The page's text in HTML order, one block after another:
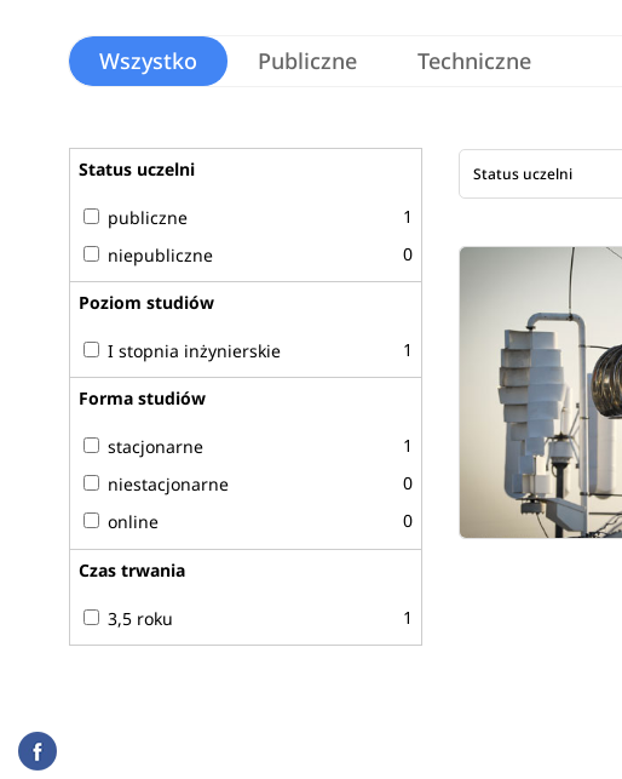
Wszystko Publiczne Techniczne
Status uczelni
Status uczelni
publiczne
1
niepubliczne
0
Poziom studiów
I stopnia inżynierskie 1
Forma studiów
stacjonarne
1
niestacjonarne
0
online
0
Czas trwania
3,5 roku 1